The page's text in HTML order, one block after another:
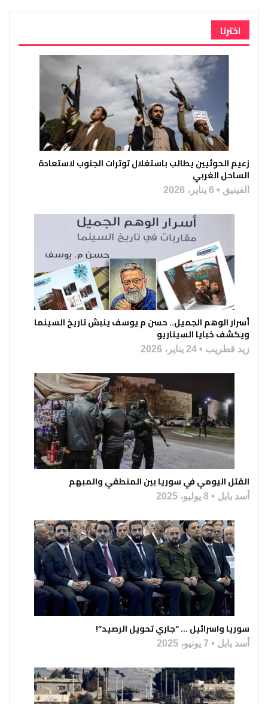
اخترنا
زعيم الحوثيين يطالب باستغلال توترات الجنوب لاستعادة
الساحل الغربي
الفينيق 6 يناير، 2026
أسرار الوهم الجميل.. حسن م يوسف ينبش تاريخ السينما
ويكشف خبايا السيناريو
زيد قطريب 24 يناير، 2026
القتل اليومي في سوريا بين المنطقي والمبهم
أسد بابل 8 يوليو، 2025
سوريا واسرائيل … “جاري تحويل الرصيد”!
أسد بابل 7 يونيو، 2025